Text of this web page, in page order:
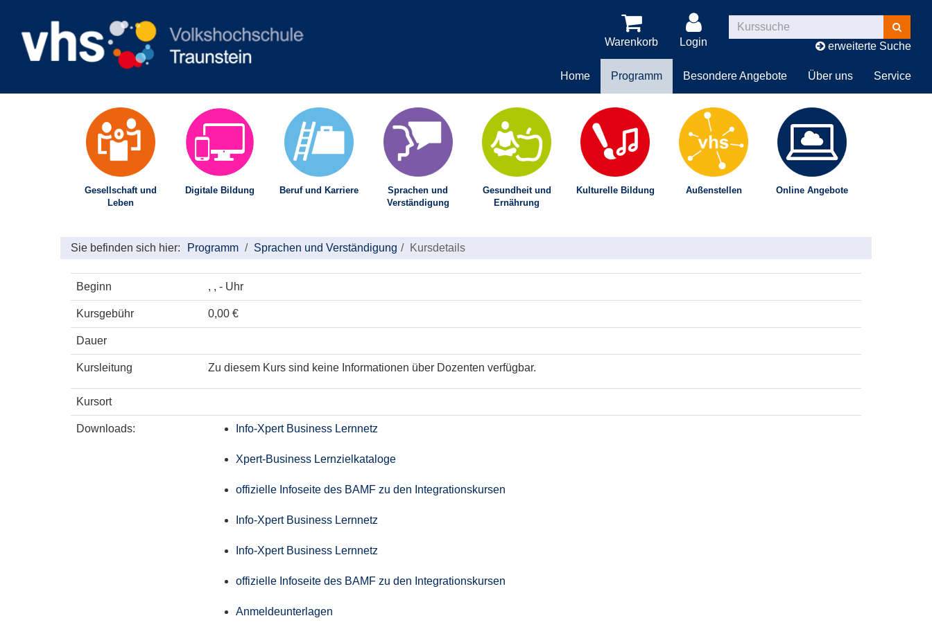
Warenkorb Login
Kurse
suchen
erweiterte Suche
Home Programm Besondere Angebote Über uns Service
Gesellschaft und
Leben
Digitale Bildung Beruf und Karriere
Sprachen und
Verständigung
Gesundheit und
Ernährung
Kulturelle Bildung Außenstellen Online Angebote
Sie befinden sich hier: Programm Sprachen und Verständigung Kursdetails
Beginn , , - Uhr
Kursgebühr 0,00 €
Dauer
Kursleitung Zu diesem Kurs sind keine Informationen über Dozenten verfügbar.
Kursort
Downloads: Info-Xpert Business Lernnetz
Xpert-Business Lernzielkataloge
offizielle Infoseite des BAMF zu den Integrationskursen
Info-Xpert Business Lernnetz
Info-Xpert Business Lernnetz
offizielle Infoseite des BAMF zu den Integrationskursen
Anmeldeunterlagen